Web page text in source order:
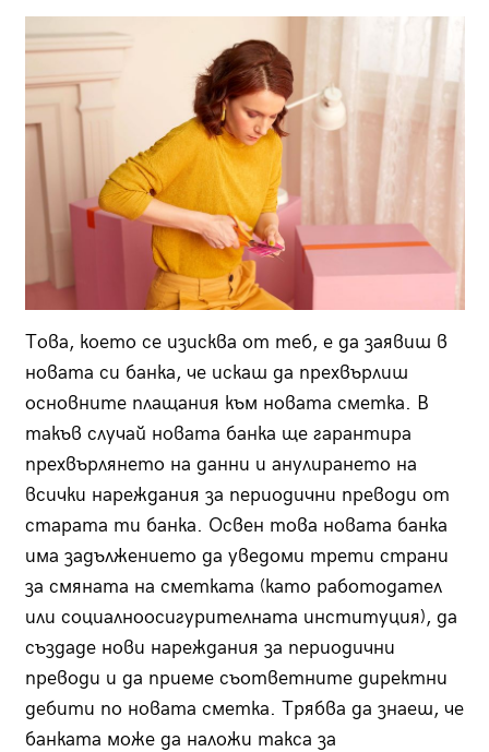
Това, което се изисква от теб, е да заявиш в
новата си банка, че искаш да прехвърлиш
основните плащания към новата сметка. В
такъв случай новата банка ще гарантира
прехвърлянето на данни и анулирането на
всички нареждания за периодични преводи от
старата ти банка. Освен това новата банка
има задължението да уведоми трети страни
за смяната на сметката (като работодател
или социалноосигурителната институция), да
създаде нови нареждания за периодични
преводи и да приеме съответните директни
дебити по новата сметка. Трябва да знаеш, че
банката може да наложи такса за